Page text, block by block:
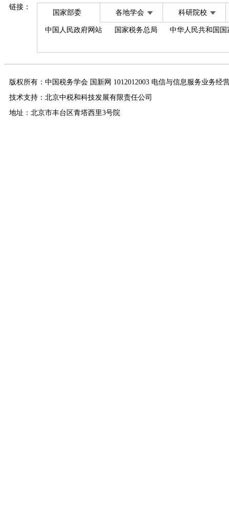
链接：
国家部委 各地学会 科研院校
中国人民政府网站 国家税务总局 中华人民共和国
版权所有：中国税务学会 国新网 1012012003 电信与信息服务业务经
技术支持：北京中税和科技发展有限责任公司
地址：北京市丰台区青塔西里3号院